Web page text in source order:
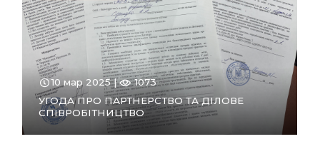
ПЕРЕЙТИВ РОЗДІЛ
10 мар 2025 |
1073
УГОДА ПРО ПАРТНЕРСТВО ТА ДІЛОВЕ
СПІВРОБІТНИЦТВО